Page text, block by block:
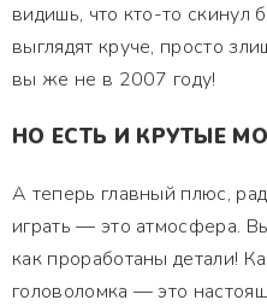
видишь, что кто-то скинул
выглядят круче, просто
вы же не в 2007 году!
НО ЕСТЬ И КРУТЫЕ
А теперь главный плюс,
играть — это атмосфера.
как проработаны детали!
головоломка — это